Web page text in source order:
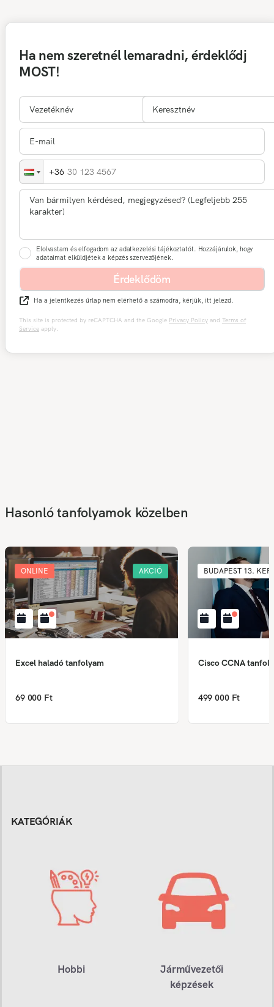
Ha nem szeretnél lemaradni, érdeklődj
MOST!
30 123 4567
Elolvastam és elfogadom az adatkezelési tájékoztatót. Hozzájárulok, hogy
adataimat elküldjétek a képzés szervezőjének.
Érdeklődöm
Ha a jelentkezés űrlap nem elérhető a számodra, kérjük, itt jelezd.
This site is protected by reCAPTCHA and the Google Privacy Policy and Terms of
Service apply.
Hasonló tanfolyamok közelben
ONLINE AKCIÓ
Excel haladó tanfolyam
69 000 Ft
BUDAPEST 13. KER.
Cisco CCNA
499 000 Ft
KATEGÓRIÁK
Hobbi
Járművezetői
képzések